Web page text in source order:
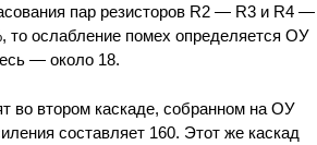
пар резисторов R2 — R3 и R4 —
то ослабление помех определяется ОУ
— около 18.
во втором каскаде, собранном на ОУ
составляет 160. Этот же каскад